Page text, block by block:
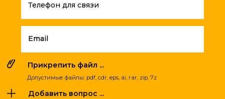
Телефон для связи
Email
Прикрепить файл ...
Допустимые файлы: pdf, cdr, eps, ai, rar, zip, 7z
Добавить вопрос ...